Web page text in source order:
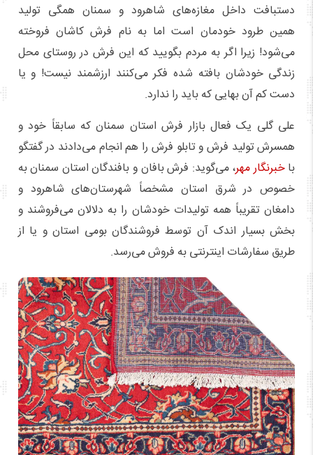
دستبافت داخل مغازه‌های شاهرود و سمنان همگی تولید
همین طرود خودمان است اما به نام فرش کاشان فروخته
می‌شود! زیرا اگر به مردم بگویید که این فرش در روستای محل
زندگی خودشان بافته شده فکر می‌کنند ارزشمند نیست! و یا
دست کم آن بهایی که باید را ندارد.
علی گلی یک فعال بازار فرش استان سمنان که سابقاً خود و
همسرش تولید فرش و تابلو فرش را هم انجام می‌دادند در گفتگو
باخبرنگار مهر، می‌گوید: فرش بافان و بافندگان استان سمنان به
خصوص در شرق استان مشخصاً شهرستان‌های شاهرود و
دامغان تقریباً همه تولیدات خودشان را به دلالان می‌فروشند و
بخش بسیار اندک آن توسط فروشندگان بومی استان و یا از
طریق سفارشات اینترنتی به فروش می‌رسد.